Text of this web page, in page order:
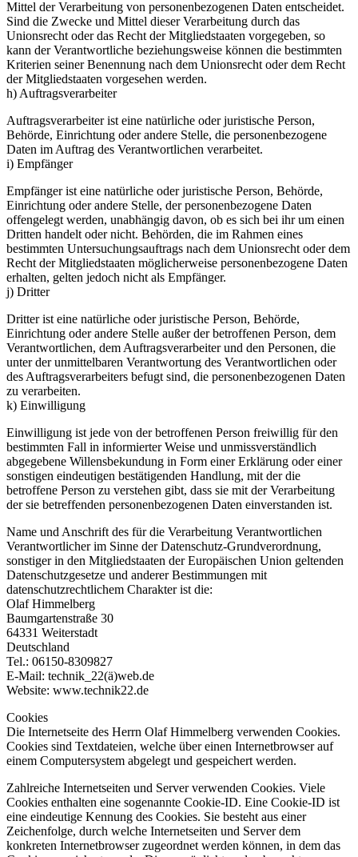
Mittel der Verarbeitung von personenbezogenen Daten entscheidet.
Sind die Zwecke und Mittel dieser Verarbeitung durch das
Unionsrecht oder das Recht der Mitgliedstaaten vorgegeben, so
kann der Verantwortliche beziehungsweise können die bestimmten
Kriterien seiner Benennung nach dem Unionsrecht oder dem Recht
der Mitgliedstaaten vorgesehen werden.
h) Auftragsverarbeiter
Auftragsverarbeiter ist eine natürliche oder juristische Person,
Behörde, Einrichtung oder andere Stelle, die personenbezogene
Daten im Auftrag des Verantwortlichen verarbeitet.
i) Empfänger
Empfänger ist eine natürliche oder juristische Person, Behörde,
Einrichtung oder andere Stelle, der personenbezogene Daten
offengelegt werden, unabhängig davon, ob es sich bei ihr um einen
Dritten handelt oder nicht. Behörden, die im Rahmen eines
bestimmten Untersuchungsauftrags nach dem Unionsrecht oder dem
Recht der Mitgliedstaaten möglicherweise personenbezogene Daten
erhalten, gelten jedoch nicht als Empfänger.
j) Dritter
Dritter ist eine natürliche oder juristische Person, Behörde,
Einrichtung oder andere Stelle außer der betroffenen Person, dem
Verantwortlichen, dem Auftragsverarbeiter und den Personen, die
unter der unmittelbaren Verantwortung des Verantwortlichen oder
des Auftragsverarbeiters befugt sind, die personenbezogenen Daten
zu verarbeiten.
k) Einwilligung
Einwilligung ist jede von der betroffenen Person freiwillig für den
bestimmten Fall in informierter Weise und unmissverständlich
abgegebene Willensbekundung in Form einer Erklärung oder einer
sonstigen eindeutigen bestätigenden Handlung, mit der die
betroffene Person zu verstehen gibt, dass sie mit der Verarbeitung
der sie betreffenden personenbezogenen Daten einverstanden ist.
Name und Anschrift des für die Verarbeitung Verantwortlichen
Verantwortlicher im Sinne der Datenschutz-Grundverordnung,
sonstiger in den Mitgliedstaaten der Europäischen Union geltenden
Datenschutzgesetze und anderer Bestimmungen mit
datenschutzrechtlichem Charakter ist die:
Olaf Himmelberg
Baumgartenstraße 30
64331 Weiterstadt
Deutschland
Tel.: 06150-8309827
E-Mail: technik_22(ä)web.de
Website: www.technik22.de
Cookies
Die Internetseite des Herrn Olaf Himmelberg verwenden Cookies.
Cookies sind Textdateien, welche über einen Internetbrowser auf
einem Computersystem abgelegt und gespeichert werden.
Zahlreiche Internetseiten und Server verwenden Cookies. Viele
Cookies enthalten eine sogenannte Cookie-ID. Eine Cookie-ID ist
eine eindeutige Kennung des Cookies. Sie besteht aus einer
Zeichenfolge, durch welche Internetseiten und Server dem
konkreten Internetbrowser zugeordnet werden können, in dem das